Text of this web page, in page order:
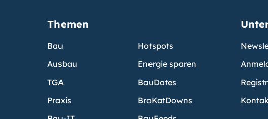
Themen
Bau
Ausbau
TGA
Praxis
Hotspots
Energie sparen
BauDates
BroKatDowns